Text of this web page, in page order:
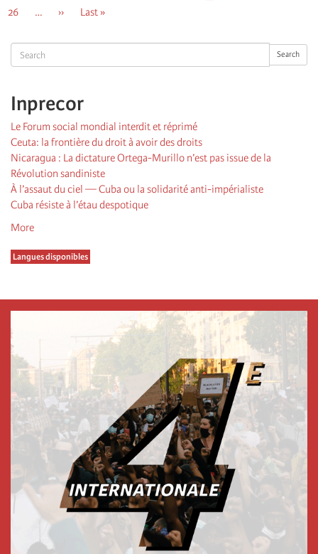
Search Search
Inprecor
Le Forum social mondial interdit et réprimé
Ceuta: la frontière du droit à avoir des droits
Nicaragua : La dictature Ortega-Murillo n’est pas issue de la
Révolution sandiniste
À l’assaut du ciel — Cuba ou la solidarité anti-impérialiste
Cuba résiste à l’étau despotique
More
Langues disponibles
courante
Page
26 …
Page
››
Dernière
Last »